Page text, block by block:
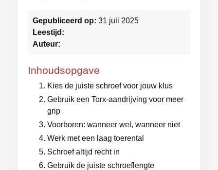
Gepubliceerd op: 31 juli 2025
Leestijd:
Auteur:
Inhoudsopgave
Kies de juiste schroef voor jouw klus
Gebruik een Torx-aandrijving voor meer
grip
Voorboren: wanneer wel, wanneer niet
Werk met een laag toerental
Schroef altijd recht in
Gebruik de juiste schroeflengte